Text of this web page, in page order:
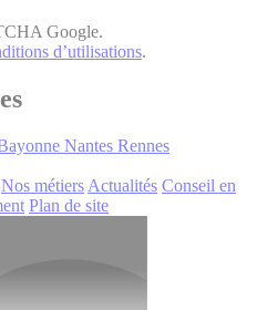
Google.
d’utilisations.
Nantes Rennes
Nos métiers Actualités Conseil en
Plan de site